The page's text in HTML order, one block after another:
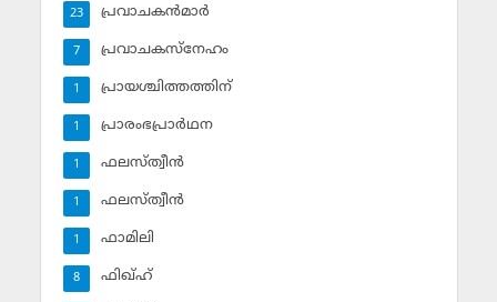
പ്രവാചകന്‍മാര്‍
23
പ്രവാചകസ്‌നേഹം
7
പ്രായശ്ചിത്തത്തിന്
1
പ്രാരംഭപ്രാര്‍ഥന
1
ഫലസ്ത്വീൻ
1
ഫലസ്ത്വീൻ
1
ഫാമിലി
1
ഫിഖ്ഹ്
8